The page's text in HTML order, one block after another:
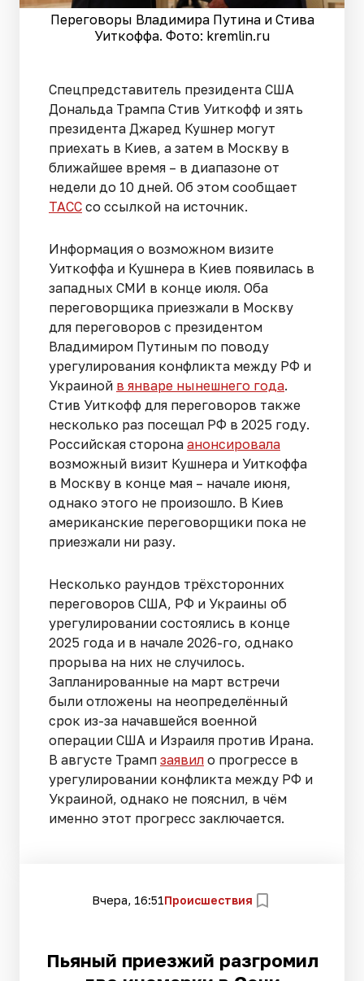
Переговоры Владимира Путина и Стива
Уиткоффа. Фото: kremlin.ru
Спецпредставитель президента США
Дональда Трампа Стив Уиткофф и зять
президента Джаред Кушнер могут
приехать в Киев, а затем в Москву в
ближайшее время – в диапазоне от
недели до 10 дней. Об этом сообщает
ТАСС со ссылкой на источник.
Информация о возможном визите
Уиткоффа и Кушнера в Киев появилась в
западных СМИ в конце июля. Оба
переговорщика приезжали в Москву
для переговоров с президентом
Владимиром Путиным по поводу
урегулирования конфликта между РФ и
Украиной в январе нынешнего года.
Стив Уиткофф для переговоров также
несколько раз посещал РФ в 2025 году.
Российская сторона анонсировала
возможный визит Кушнера и Уиткоффа
в Москву в конце мая – начале июня,
однако этого не произошло. В Киев
американские переговорщики пока не
приезжали ни разу.
Несколько раундов трёхсторонних
переговоров США, РФ и Украины об
урегулировании состоялись в конце
2025 года и в начале 2026-го, однако
прорыва на них не случилось.
Запланированные на март встречи
были отложены на неопределённый
срок из-за начавшейся военной
операции США и Израиля против Ирана.
В августе Трамп заявил о прогрессе в
урегулировании конфликта между РФ и
Украиной, однако не пояснил, в чём
именно этот прогресс заключается.
Вчера, 16:51Происшествия
Пьяный приезжий разгромил